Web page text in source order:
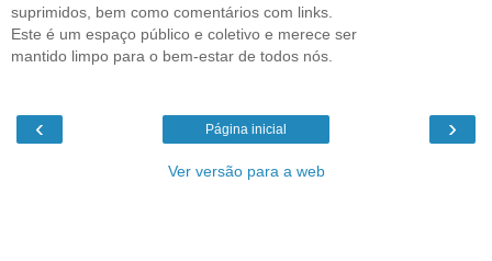
suprimidos, bem como comentários com links.
Este é um espaço público e coletivo e merece ser
mantido limpo para o bem-estar de todos nós.
‹ ›
Página inicial
Ver versão para a web